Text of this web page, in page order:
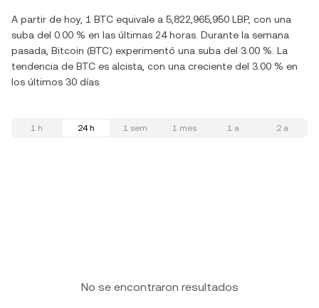
A partir de hoy, 1 BTC equivale a 5,822,965,950 LBP, con una
suba del 0.00 % en las últimas 24 horas. Durante la semana
pasada, Bitcoin (BTC) experimentó una suba del 3.00 %. La
tendencia de BTC es alcista, con una creciente del 3.00 % en
los últimos 30 días.
1 h 24 h 1 sem 1 mes 1 a 2 a
No se encontraron resultados